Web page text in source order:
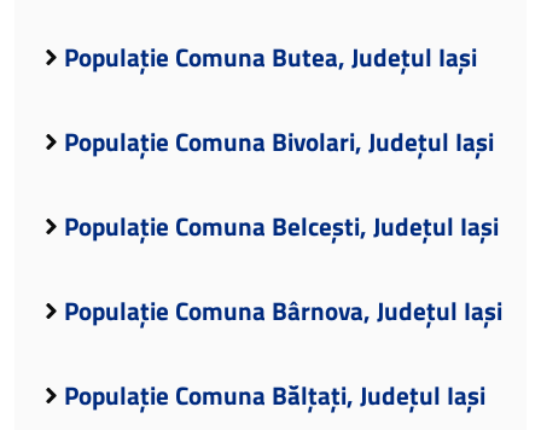
Populație Comuna Butea, Județul Iași
Populație Comuna Bivolari, Județul Iași
Populație Comuna Belcești, Județul Iași
Populație Comuna Bârnova, Județul Iași
Populație Comuna Bălțați, Județul Iași